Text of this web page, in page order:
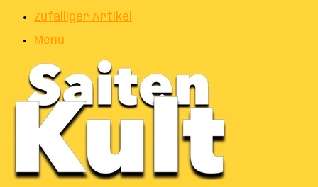
Zufälliger Artikel
Menu